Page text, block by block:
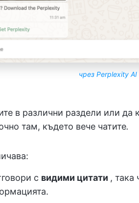
чрез Perplexity AI
в различни раздели или да
там, където вече чатите.
с видими цитати , така